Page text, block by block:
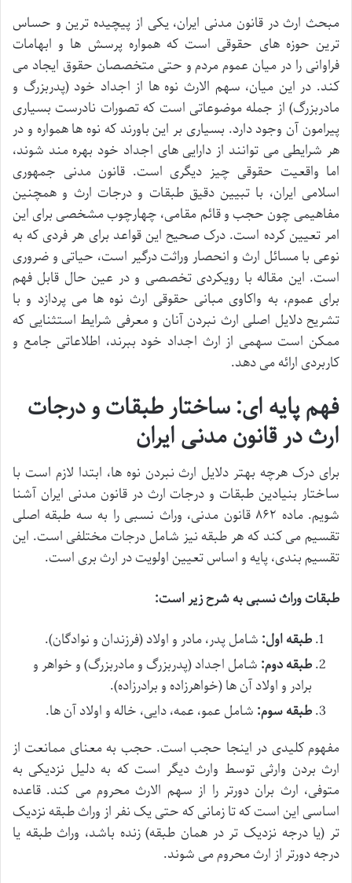
مبحث ارث در قانون مدنی ایران، یکی از پیچیده ترین و حساس
ترین حوزه های حقوقی است که همواره پرسش ها و ابهامات
فراوانی را در میان عموم مردم و حتی متخصصان حقوق ایجاد می
کند. در این میان، سهم الارث نوه ها از اجداد خود (پدربزرگ و
مادربزرگ) از جمله موضوعاتی است که تصورات نادرست بسیاری
پیرامون آن وجود دارد. بسیاری بر این باورند که نوه ها همواره و در
هر شرایطی می توانند از دارایی های اجداد خود بهره مند شوند،
اما واقعیت حقوقی چیز دیگری است. قانون مدنی جمهوری
اسلامی ایران، با تبیین دقیق طبقات و درجات ارث و همچنین
مفاهیمی چون حجب و قائم مقامی، چهارچوب مشخصی برای این
امر تعیین کرده است. درک صحیح این قواعد برای هر فردی که به
نوعی با مسائل ارث و انحصار وراثت درگیر است، حیاتی و ضروری
است. این مقاله با رویکردی تخصصی و در عین حال قابل فهم
برای عموم، به واکاوی مبانی حقوقی ارث نوه ها می پردازد و با
تشریح دلایل اصلی ارث نبردن آنان و معرفی شرایط استثنایی که
ممکن است سهمی از ارث اجداد خود ببرند، اطلاعاتی جامع و
کاربردی ارائه می دهد.
فهم پایه ای: ساختار طبقات و درجات
ارث در قانون مدنی ایران
برای درک هرچه بهتر دلایل ارث نبردن نوه ها، ابتدا لازم است با
ساختار بنیادین طبقات و درجات ارث در قانون مدنی ایران آشنا
شویم. ماده ۸۶۲ قانون مدنی، وراث نسبی را به سه طبقه اصلی
تقسیم می کند که هر طبقه نیز شامل درجات مختلفی است. این
تقسیم بندی، پایه و اساس تعیین اولویت در ارث بری است.
طبقات وراث نسبی به شرح زیر است:
طبقه اول: شامل پدر، مادر و اولاد (فرزندان و نوادگان).
طبقه دوم: شامل اجداد (پدربزرگ و مادربزرگ) و خواهر و
برادر و اولاد آن ها (خواهرزاده و برادرزاده).
طبقه سوم: شامل عمو، عمه، دایی، خاله و اولاد آن ها.
مفهوم کلیدی در اینجا حجب است. حجب به معنای ممانعت از
ارث بردن وارثی توسط وارث دیگر است که به دلیل نزدیکی به
متوفی، ارث بران دورتر را از سهم الارث محروم می کند. قاعده
اساسی این است که تا زمانی که حتی یک نفر از وراث طبقه نزدیک
تر (یا درجه نزدیک تر در همان طبقه) زنده باشد، وراث طبقه یا
درجه دورتر از ارث محروم می شوند.